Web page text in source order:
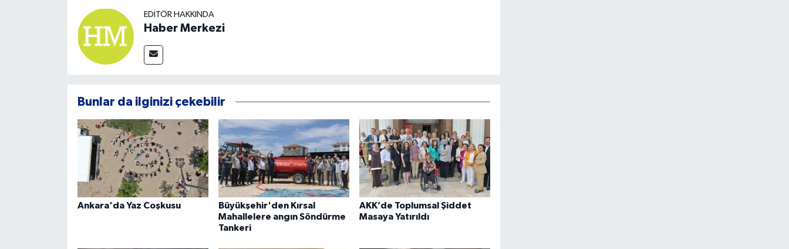
EDITÖR HAKKINDA
Haber Merkezi
Bunlar da ilginizi çekebilir
Ankara'da Yaz Coşkusu
Büyükşehir'den Kırsal
Mahallelere angın Söndürme
Tankeri
AKK’de Toplumsal Şiddet
Masaya Yatırıldı